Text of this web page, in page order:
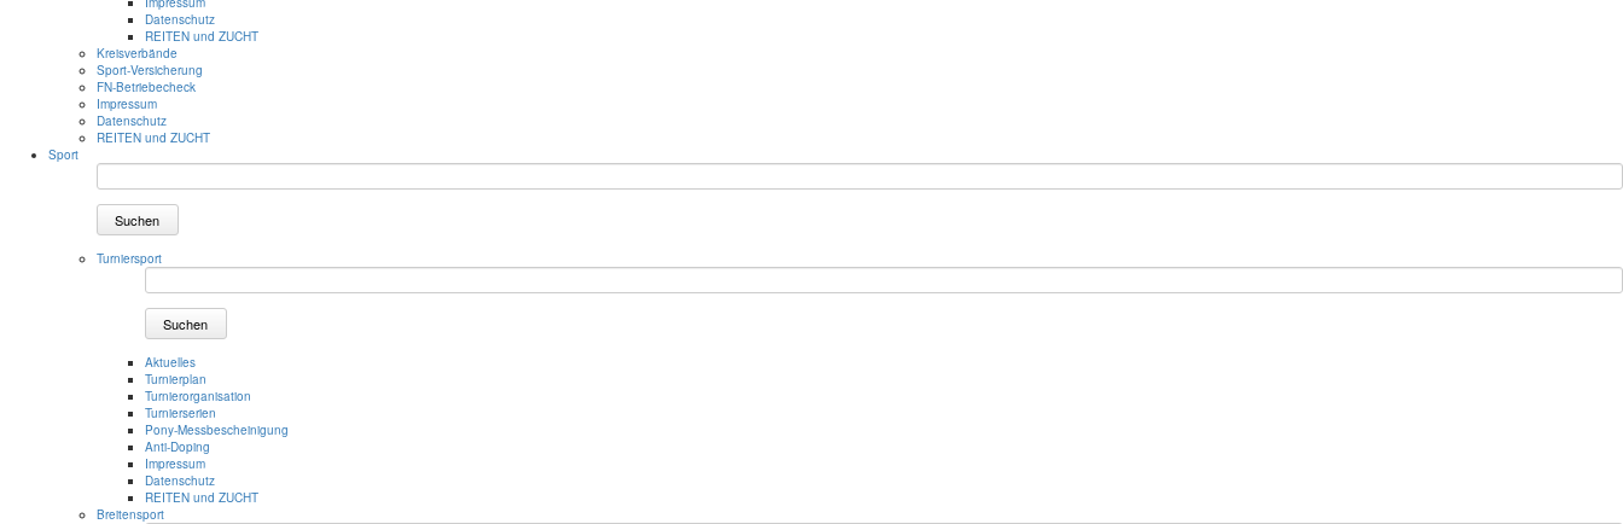
Datenschutz
REITEN und ZUCHT
Kreisverbände
Sport-Versicherung
FN-Betriebecheck
Impressum
Datenschutz
REITEN und ZUCHT
Sport
Suchen
Turniersport
Suchen
Aktuelles
Turnierplan
Turnierorganisation
Turnierserien
Pony-Messbescheinigung
Anti-Doping
Impressum
Datenschutz
REITEN und ZUCHT
Breitensport